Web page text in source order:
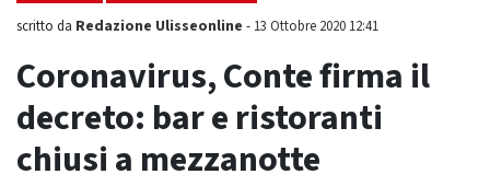
scritto da Redazione Ulisseonline - 13 Ottobre 2020 12:41
Coronavirus, Conte firma il
decreto: bar e ristoranti
chiusi a mezzanotte